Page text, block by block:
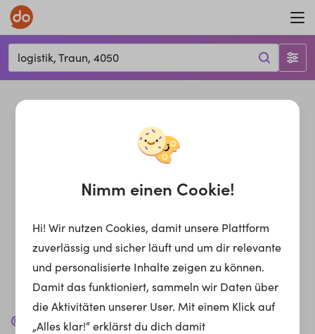
logistik, Traun, 4050
logistik Jobs für dich in Traun, 4050
Nimm einen Cookie!
Hi! Wir nutzen Cookies, damit unsere Plattform
zuverlässig und sicher läuft und um dir relevante
und personalisierte Inhalte zeigen zu können.
Damit das funktioniert, sammeln wir Daten über
die Aktivitäten unserer User. Mit einem Klick auf
„Alles klar!“ erklärst du dich damit